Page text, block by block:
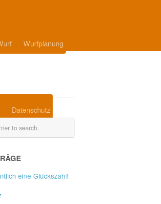
Wurfplanung
Datenschutz
eine Glückszahl!